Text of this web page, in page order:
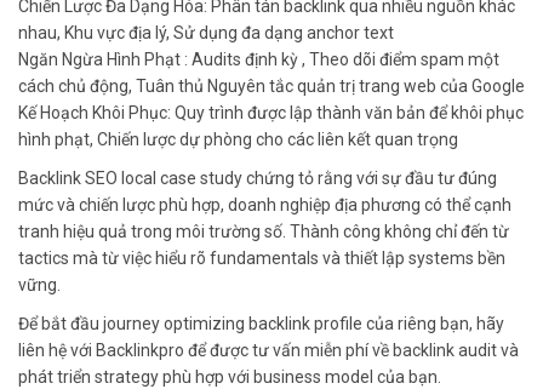
Chiến Lược Đa Dạng Hóa: Phân tán backlink qua nhiều nguồn khác
nhau, Khu vực địa lý, Sử dụng đa dạng anchor text
Ngăn Ngừa Hình Phạt : Audits định kỳ , Theo dõi điểm spam một
cách chủ động, Tuân thủ Nguyên tắc quản trị trang web của Google
Kế Hoạch Khôi Phục: Quy trình được lập thành văn bản để khôi phục
hình phạt, Chiến lược dự phòng cho các liên kết quan trọng
Backlink SEO local case study chứng tỏ rằng với sự đầu tư đúng
mức và chiến lược phù hợp, doanh nghiệp địa phương có thể cạnh
tranh hiệu quả trong môi trường số. Thành công không chỉ đến từ
tactics mà từ việc hiểu rõ fundamentals và thiết lập systems bền
vững.
Để bắt đầu journey optimizing backlink profile của riêng bạn, hãy
liên hệ với Backlinkpro để được tư vấn miễn phí về backlink audit và
phát triển strategy phù hợp với business model của bạn.